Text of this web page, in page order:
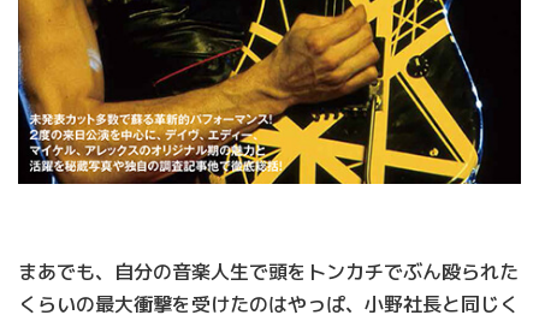
まあでも、自分の音楽人生で頭をトンカチでぶん殴られた
くらいの最大衝撃を受けたのはやっぱ、小野社長と同じく